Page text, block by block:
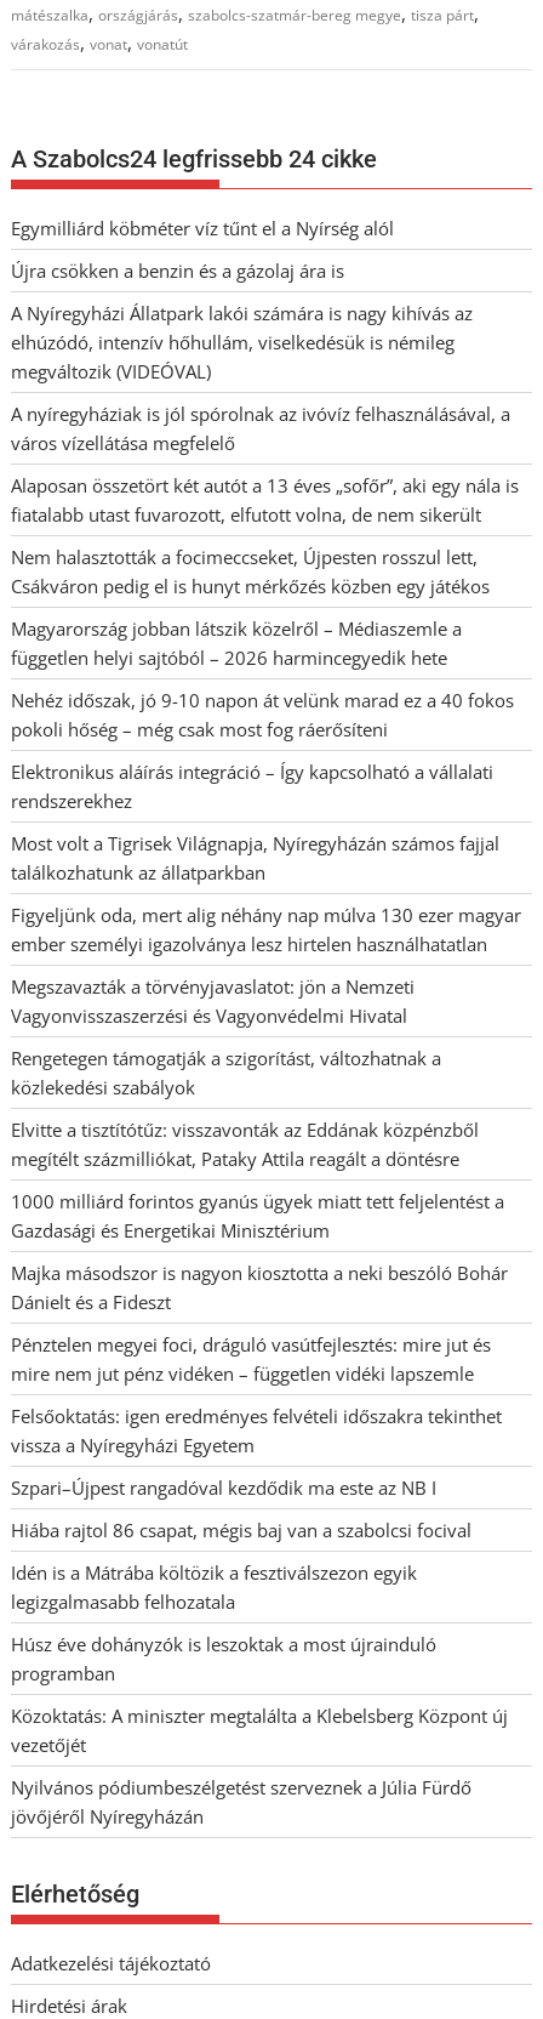
mátészalka,országjárás,szabolcs-szatmár-bereg megye,tisza párt,
várakozás,vonat,vonatút
A Szabolcs24 legfrissebb 24 cikke
Egymilliárd köbméter víz tűnt el a Nyírség alól
Újra csökken a benzin és a gázolaj ára is
A Nyíregyházi Állatpark lakói számára is nagy kihívás az
elhúzódó, intenzív hőhullám, viselkedésük is némileg
megváltozik (VIDEÓVAL)
A nyíregyháziak is jól spórolnak az ivóvíz felhasználásával, a
város vízellátása megfelelő
Alaposan összetört két autót a 13 éves „sofőr”, aki egy nála is
fiatalabb utast fuvarozott, elfutott volna, de nem sikerült
Nem halasztották a focimeccseket, Újpesten rosszul lett,
Csákváron pedig el is hunyt mérkőzés közben egy játékos
Magyarország jobban látszik közelről – Médiaszemle a
független helyi sajtóból – 2026 harmincegyedik hete
Nehéz időszak, jó 9-10 napon át velünk marad ez a 40 fokos
pokoli hőség – még csak most fog ráerősíteni
Elektronikus aláírás integráció – Így kapcsolható a vállalati
rendszerekhez
Most volt a Tigrisek Világnapja, Nyíregyházán számos fajjal
találkozhatunk az állatparkban
Figyeljünk oda, mert alig néhány nap múlva 130 ezer magyar
ember személyi igazolványa lesz hirtelen használhatatlan
Megszavazták a törvényjavaslatot: jön a Nemzeti
Vagyonvisszaszerzési és Vagyonvédelmi Hivatal
Rengetegen támogatják a szigorítást, változhatnak a
közlekedési szabályok
Elvitte a tisztítótűz: visszavonták az Eddának közpénzből
megítélt százmilliókat, Pataky Attila reagált a döntésre
1000 milliárd forintos gyanús ügyek miatt tett feljelentést a
Gazdasági és Energetikai Minisztérium
Majka másodszor is nagyon kiosztotta a neki beszóló Bohár
Dánielt és a Fideszt
Pénztelen megyei foci, dráguló vasútfejlesztés: mire jut és
mire nem jut pénz vidéken – független vidéki lapszemle
Felsőoktatás: igen eredményes felvételi időszakra tekinthet
vissza a Nyíregyházi Egyetem
Szpari–Újpest rangadóval kezdődik ma este az NB I
Hiába rajtol 86 csapat, mégis baj van a szabolcsi focival
Idén is a Mátrába költözik a fesztiválszezon egyik
legizgalmasabb felhozatala
Húsz éve dohányzók is leszoktak a most újrainduló
programban
Közoktatás: A miniszter megtalálta a Klebelsberg Központ új
vezetőjét
Nyilvános pódiumbeszélgetést szerveznek a Júlia Fürdő
jövőjéről Nyíregyházán
Elérhetőség
Adatkezelési tájékoztató
Hirdetési árak